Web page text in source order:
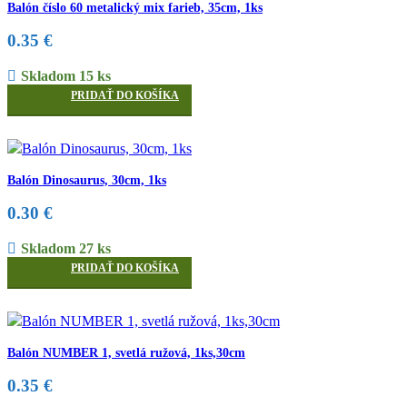
Balón číslo 60 metalický mix farieb, 35cm, 1ks
0.35 €
Skladom 15 ks
PRIDAŤ DO KOŠÍKA
Balón Dinosaurus, 30cm, 1ks
0.30 €
Skladom 27 ks
PRIDAŤ DO KOŠÍKA
Balón NUMBER 1, svetlá ružová, 1ks,30cm
0.35 €